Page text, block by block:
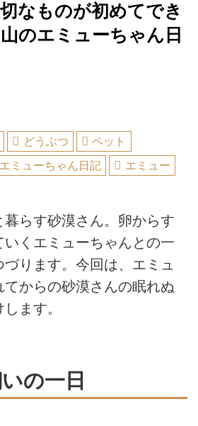
なものが初めてでき
のエミューちゃん日
どうぶつ
ペット
ミューちゃん日記 エミュー
らす砂漠さん。卵からす
いくエミューちゃんとの一
ります。今回は、エミュ
からの砂漠さんの眠れぬ
ます。
の一日